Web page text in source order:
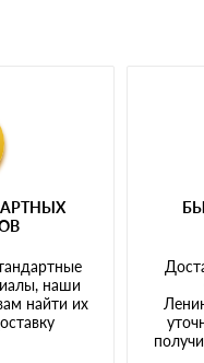
наши
найти их